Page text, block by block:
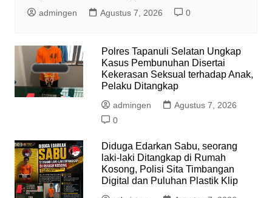
admingen Agustus 7, 2026 0
Polres Tapanuli Selatan Ungkap
Kasus Pembunuhan Disertai
Kekerasan Seksual terhadap Anak,
Pelaku Ditangkap
admingen
Agustus 7, 2026
0
Diduga Edarkan Sabu, seorang
laki-laki Ditangkap di Rumah
Kosong, Polisi Sita Timbangan
Digital dan Puluhan Plastik Klip